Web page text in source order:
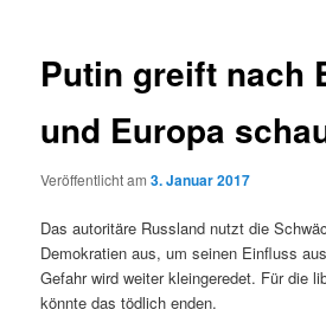
Putin greift nach
und Europa
Veröffentlicht am3. Januar 2017
Das autoritäre Russland nutzt die
Demokratien aus, um seinen Einfluss
Gefahr wird weiter kleingeredet. Für die
könnte das tödlich enden.